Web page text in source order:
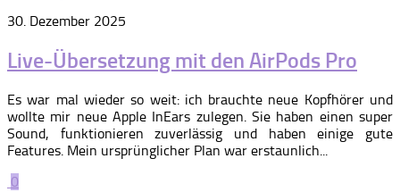
30. Dezember 2025
Live-Übersetzung mit den AirPods Pro
Es war mal wieder so weit: ich brauchte neue Kopfhörer und
wollte mir neue Apple InEars zulegen. Sie haben einen super
Sound, funktionieren zuverlässig und haben einige gute
Features. Mein ursprünglicher Plan war erstaunlich...
0